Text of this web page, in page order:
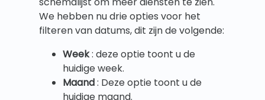
We hebben nu drie opties voor het
filteren van datums, dit zijn de volgende:
Week: deze optie toont u de
huidige week.
Maand: Deze optie toont u de
huidige maand.